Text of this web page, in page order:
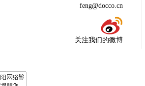
质检人员服务态度
feng@docco.cn
关注我们的微博